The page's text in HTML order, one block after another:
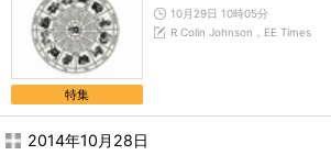
特集
10月29日 10時05分
R Colin Johnson，EE Times
2014年10月28日